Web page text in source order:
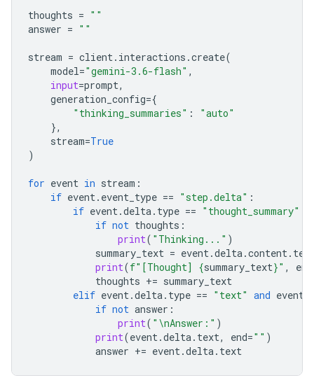
thoughts = ""
answer = ""
stream = client. interactions .create(
model="gemini-3.6-flash" ,
input=prompt,
generation_config={
"thinking_summaries" :
"auto"
},
stream=True
)
for event in stream :
if event. event_type == "step.delta" :
if event.delta. type == "thought_summary"
if not thoughts :
print( "Thinking..." )
summary_text = event.delta.content.
print(f"[Thought] {summary_text}" , end
thoughts += summary_text
elif event.delta. type == "text" and event
if not answer :
print( " \nAnswer:" )
print(event.delta. text, end="" )
answer += event.delta. text